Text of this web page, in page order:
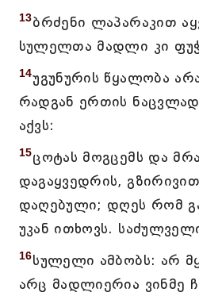
13ბრძენი ლაპარაკით
სულელთა მადლი კი
14უგუნურის წყალობა
რადგან ერთის
აქვს:
15ცოტას მოგცემს და
დაგაყვედრის,
დაღებული; დღეს რომ
უკან ითხოვს.
16სულელი ამბობს: არ
არც მადლიერია ვინმე